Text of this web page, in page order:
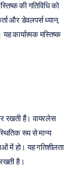
की गतिविधि को
और डेवलपर्स ध्यान,
कार्यात्मक मस्तिष्क
रखती हैं। वायरलेस
रूप से मान्य
में हो। यह गतिशीलता
है।